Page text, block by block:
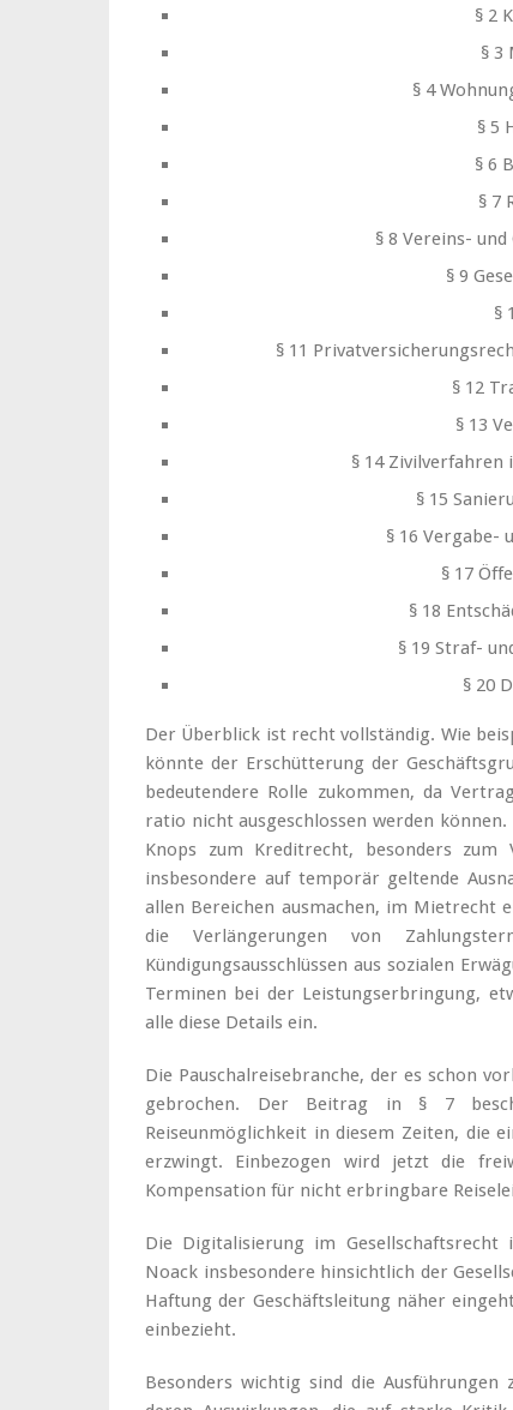
§ 2
§ 3
§ 4
§ 5
§ 6
§ 7
§ 8 Vereins-
§ 9
§
§ 11
§ 12
§ 13
§ 14 Zivilverfahren
§ 15
§ 16 Vergabe-
§ 17
§ 18
§ 19 Straf-
§ 20
Der Überblick ist recht vollständig. Wie
könnte der Erschütterung der
bedeutendere Rolle zukommen, da
ratio nicht ausgeschlossen werden
Knops zum Kreditrecht, besonders
insbesondere auf temporär geltende
allen Bereichen ausmachen, im Mietrecht
die Verlängerungen von
Kündigungsausschlüssen aus sozialen
Terminen bei der Leistungserbringung,
alle diese Details ein.
Die Pauschalreisebranche, der es schon
gebrochen. Der Beitrag in § 7
Reiseunmöglichkeit in diesem Zeiten, die
erzwingt. Einbezogen wird jetzt die
Kompensation für nicht erbringbare
Die Digitalisierung im
Noack insbesondere hinsichtlich der
Haftung der Geschäftsleitung näher
einbezieht.
Besonders wichtig sind die Ausführungen